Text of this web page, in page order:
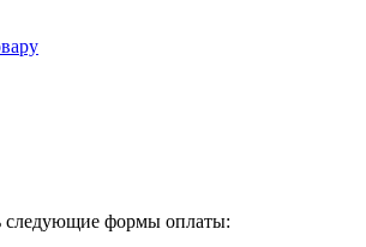
следующие формы оплаты: